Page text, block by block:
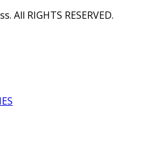
All RIGHTS RESERVED.